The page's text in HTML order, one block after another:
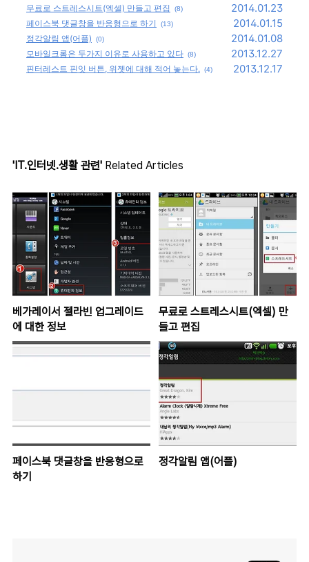
무료로 스트레스시트(엑셀) 만들고 편집 (8) 2014.01.23
페이스북 댓글창을 반응형으로 하기 (13) 2014.01.15
정각알림 앱(어플) (0) 2014.01.08
모바일크롬은 두가지 이유로 사용하고 있다 (8) 2013.12.27
핀터레스트 핀잇 버튼, 위젯에 대해 적어 놓는다. (4) 2013.12.17
'IT.인터넷.생활 관련' Related Articles
베가레이서 젤라빈 업그레이드
에 대한 정보
무료로 스트레스시트(엑셀) 만
들고 편집
페이스북 댓글창을 반응형으로
하기
정각알림 앱(어플)